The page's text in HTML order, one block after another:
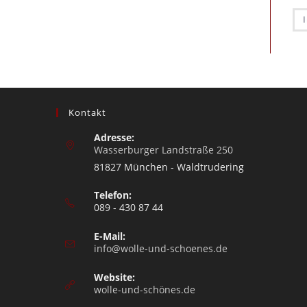
Kontakt
Adresse:
Wasserburger Landstraße 250
81827 München - Waldtrudering
Telefon:
089 - 430 87 44
E-Mail:
info@wolle-und-schoenes.de
Website:
wolle-und-schönes.de